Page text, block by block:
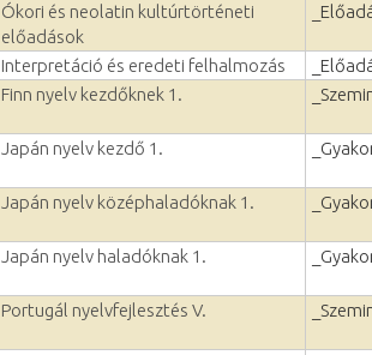
Ókori és neolatin kultúrtörténeti
előadások
Interpretáció és eredeti felhalmozás
Finn nyelv kezdőknek 1.
Japán nyelv kezdő 1.
Japán nyelv középhaladóknak 1.
Japán nyelv haladóknak 1.
Portugál nyelvfejlesztés V.